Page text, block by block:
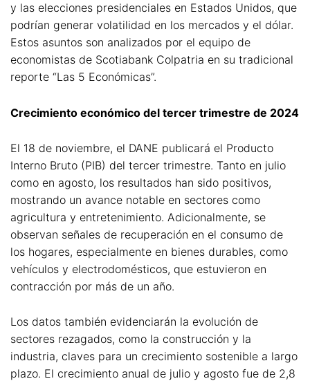
y las elecciones presidenciales en Estados Unidos, que
podrían generar volatilidad en los mercados y el dólar.
Estos asuntos son analizados por el equipo de
economistas de Scotiabank Colpatria en su tradicional
reporte “Las 5 Económicas”.
Crecimiento económico del tercer trimestre de 2024
El 18 de noviembre, el DANE publicará el Producto
Interno Bruto (PIB) del tercer trimestre. Tanto en julio
como en agosto, los resultados han sido positivos,
mostrando un avance notable en sectores como
agricultura y entretenimiento. Adicionalmente, se
observan señales de recuperación en el consumo de
los hogares, especialmente en bienes durables, como
vehículos y electrodomésticos, que estuvieron en
contracción por más de un año.
Los datos también evidenciarán la evolución de
sectores rezagados, como la construcción y la
industria, claves para un crecimiento sostenible a largo
plazo. El crecimiento anual de julio y agosto fue de 2,8